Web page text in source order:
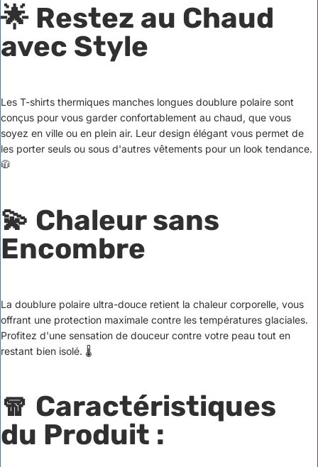
🌟 Restez au Chaud
avec Style
Les T-shirts thermiques manches longues doublure polaire sont
conçus pour vous garder confortablement au chaud, que vous
soyez en ville ou en plein air. Leur design élégant vous permet de
les porter seuls ou sous d'autres vêtements pour un look tendance.
🧥
💫 Chaleur sans
Encombre
La doublure polaire ultra-douce retient la chaleur corporelle, vous
offrant une protection maximale contre les températures glaciales.
Profitez d'une sensation de douceur contre votre peau tout en
restant bien isolé. 🌡️
🧣 Caractéristiques
du Produit :